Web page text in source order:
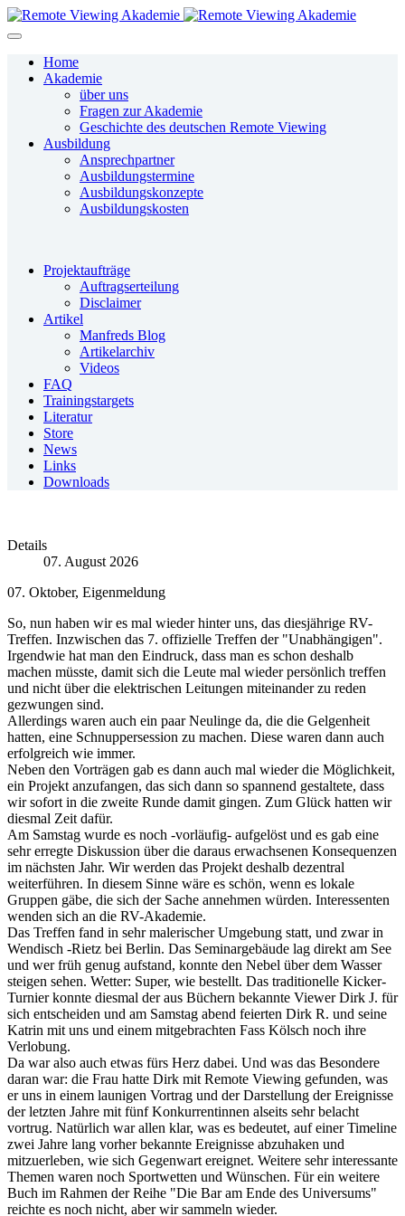
Home
Akademie
über uns
Fragen zur Akademie
Geschichte des deutschen Remote Viewing
Ausbildung
Ansprechpartner
Ausbildungstermine
Ausbildungskonzepte
Ausbildungskosten
Projektaufträge
Auftragserteilung
Disclaimer
Artikel
Manfreds Blog
Artikelarchiv
Videos
FAQ
Trainingstargets
Literatur
Store
News
Links
Downloads
Details
07. August 2026
07. Oktober, Eigenmeldung
So, nun haben wir es mal wieder hinter uns, das diesjährige RV-
Treffen. Inzwischen das 7. offizielle Treffen der "Unabhängigen".
Irgendwie hat man den Eindruck, dass man es schon deshalb
machen müsste, damit sich die Leute mal wieder persönlich treffen
und nicht über die elektrischen Leitungen miteinander zu reden
gezwungen sind.
Allerdings waren auch ein paar Neulinge da, die die Gelgenheit
hatten, eine Schnuppersession zu machen. Diese waren dann auch
erfolgreich wie immer.
Neben den Vorträgen gab es dann auch mal wieder die Möglichkeit,
ein Projekt anzufangen, das sich dann so spannend gestaltete, dass
wir sofort in die zweite Runde damit gingen. Zum Glück hatten wir
diesmal Zeit dafür.
Am Samstag wurde es noch -vorläufig- aufgelöst und es gab eine
sehr erregte Diskussion über die daraus erwachsenen Konsequenzen
im nächsten Jahr. Wir werden das Projekt deshalb dezentral
weiterführen. In diesem Sinne wäre es schön, wenn es lokale
Gruppen gäbe, die sich der Sache annehmen würden. Interessenten
wenden sich an die RV-Akademie.
Das Treffen fand in sehr malerischer Umgebung statt, und zwar in
Wendisch -Rietz bei Berlin. Das Seminargebäude lag direkt am See
und wer früh genug aufstand, konnte den Nebel über dem Wasser
steigen sehen. Wetter: Super, wie bestellt. Das traditionelle Kicker-
Turnier konnte diesmal der aus Büchern bekannte Viewer Dirk J. für
sich entscheiden und am Samstag abend feierten Dirk R. und seine
Katrin mit uns und einem mitgebrachten Fass Kölsch noch ihre
Verlobung.
Da war also auch etwas fürs Herz dabei. Und was das Besondere
daran war: die Frau hatte Dirk mit Remote Viewing gefunden, was
er uns in einem launigen Vortrag und der Darstellung der Ereignisse
der letzten Jahre mit fünf Konkurrentinnen alseits sehr belacht
vortrug. Natürlich war allen klar, was es bedeutet, auf einer Timeline
zwei Jahre lang vorher bekannte Ereignisse abzuhaken und
mitzuerleben, wie sich Gegenwart ereignet. Weitere sehr interessante
Themen waren noch Sportwetten und Wünschen. Für ein weitere
Buch im Rahmen der Reihe "Die Bar am Ende des Universums"
reichte es noch nicht, aber wir sammeln wieder.